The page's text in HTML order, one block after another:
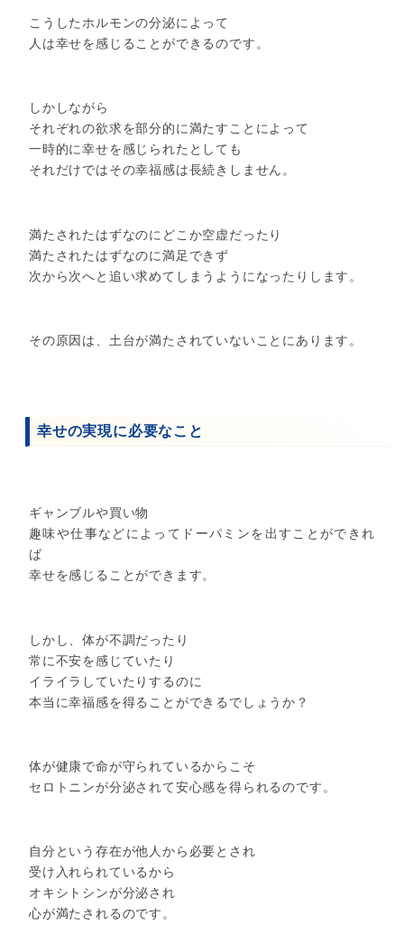
こうしたホルモンの分泌によって
人は幸せを感じることができるのです。
しかしながら
それぞれの欲求を部分的に満たすことによって
一時的に幸せを感じられたとしても
それだけではその幸福感は長続きしません。
満たされたはずなのにどこか空虚だったり
満たされたはずなのに満足できず
次から次へと追い求めてしまうようになったりします。
その原因は、土台が満たされていないことにあります。
幸せの実現に必要なこと
ギャンブルや買い物
趣味や仕事などによってドーパミンを出すことができれ
ば
幸せを感じることができます。
しかし、体が不調だったり
常に不安を感じていたり
イライラしていたりするのに
本当に幸福感を得ることができるでしょうか？
体が健康で命が守られているからこそ
セロトニンが分泌されて安心感を得られるのです。
自分という存在が他人から必要とされ
受け入れられているから
オキシトシンが分泌され
心が満たされるのです。